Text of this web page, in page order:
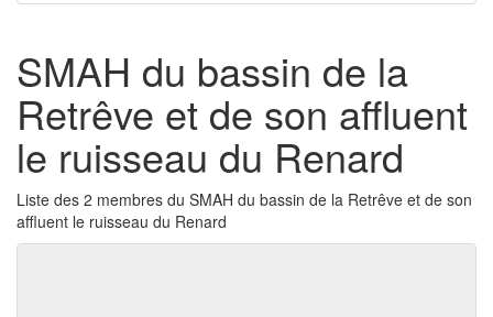
SMAH du bassin de la
Retrêve et de son affluent
le ruisseau du Renard
Liste des 2 membres du SMAH du bassin de la Retrêve et de son
affluent le ruisseau du Renard